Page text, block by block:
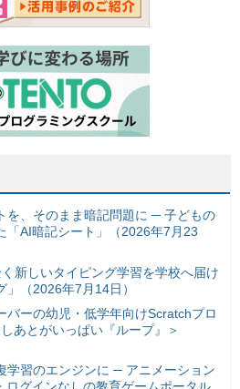
を、そのまま暗記問題に ─ 子どもの
「AI暗記シート」（2026年7月23
新しいタイピング学習を学校へ届け
（2026年7月14日）
バーの幼児・低学年向けScratchプロ
あとがいっぱい『ループ』＞
学習のエンジンに ─ アニメーション